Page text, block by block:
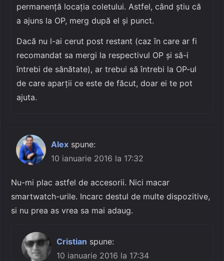
permanență locația coletului. Astfel, când știu că
a ajuns la OP, merg după el și punct.
Dacă nu l-ai cerut post restant (caz în care ar fi
recomandat sa mergi la respectivul OP și să-i
întrebi de sănătate), ar trebui să întrebi la OP-ul
de care aparții ce este de făcut, doar ei te pot
ajuta.
Alex spune:
10 ianuarie 2016 la 17:32
Nu-mi plac astfel de accesorii. Nici macar
smartwatch-urile. Incarc destul de multe dispozitive,
si nu prea as vrea sa mai adaug.
Cristian spune:
10 ianuarie 2016 la 17:34